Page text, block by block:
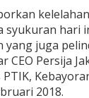
syukuran hari
yang juga
CEO Persija
2018.